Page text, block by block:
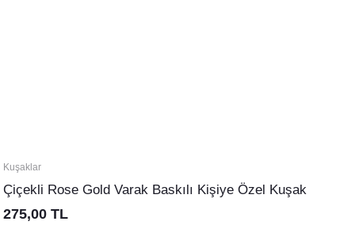
Kuşaklar
Çiçekli Rose Gold Varak Baskılı Kişiye Özel Kuşak
275,00 TL